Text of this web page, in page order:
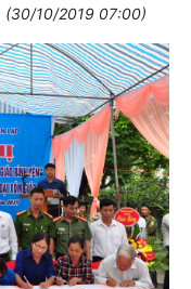
(30/10/2019 07:00)